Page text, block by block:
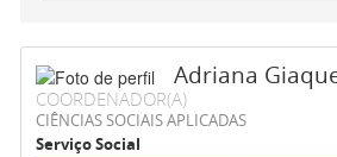
Adriana
COORDENADOR(A)
CIÊNCIAS SOCIAIS APLICADAS
Serviço Social